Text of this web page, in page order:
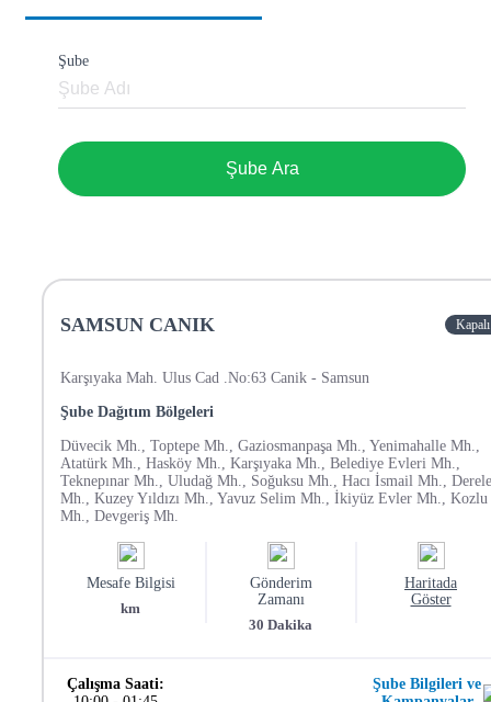
Şube
Şube Ara
SAMSUN CANIK Kapalı
Karşıyaka Mah. Ulus Cad .No:63 Canik - Samsun
Şube Dağıtım Bölgeleri
Düvecik Mh., Toptepe Mh., Gaziosmanpaşa Mh., Yenimahalle Mh.,
Atatürk Mh., Hasköy Mh., Karşıyaka Mh., Belediye Evleri Mh.,
Teknepınar Mh., Uludağ Mh., Soğuksu Mh., Hacı İsmail Mh.,
Mh., Kuzey Yıldızı Mh., Yavuz Selim Mh., İkiyüz Evler Mh., Kozlu
Mh., Devgeriş Mh.
Mesafe Bilgisi
km
Gönderim
Zamanı
30 Dakika
Haritada
Göster
Çalışma Saati:
Şube Bilgileri ve